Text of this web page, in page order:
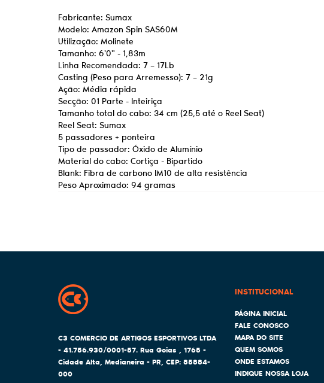
Fabricante: Sumax
Modelo: Amazon Spin SAS60M
Utilização: Molinete
Tamanho: 6'0" - 1,83m
Linha Recomendada: 7 – 17Lb
Casting (Peso para Arremesso): 7 – 21g
Ação: Média rápida
Secção: 01 Parte - Inteiriça
Tamanho total do cabo: 34 cm (25,5 até o Reel Seat)
Reel Seat: Sumax
5 passadores + ponteira
Tipo de passador: Óxido de Alumínio
Material do cabo: Cortiça - Bipartido
Blank: Fibra de carbono IM10 de alta resistência
Peso Aproximado: 94 gramas
C3 COMERCIO DE ARTIGOS ESPORTIVOS LTDA
- 41.756.930/0001-57. Rua Goias , 1765 -
Cidade Alta, Medianeira - PR, CEP: 85884-
000
INSTITUCIONAL
PÁGINA INICIAL
FALE CONOSCO
MAPA DO SITE
QUEM SOMOS
ONDE ESTAMOS
INDIQUE NOSSA LOJA